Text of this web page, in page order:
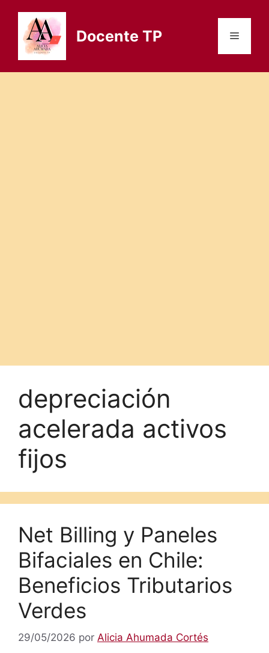
contenido
Docente TP Menú
depreciación
acelerada activos
fijos
Net Billing y Paneles
Bifaciales en Chile:
Beneficios Tributarios
Verdes
29/05/2026 por Alicia Ahumada Cortés